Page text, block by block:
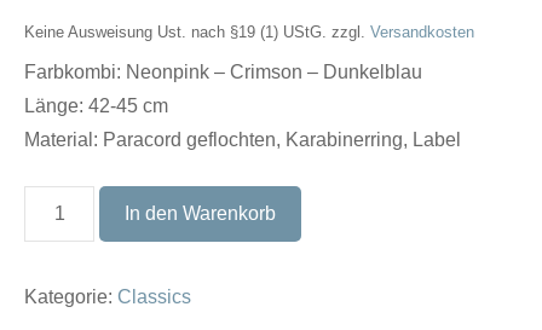
Keine Ausweisung Ust. nach §19 (1) UStG. zzgl. Versandkosten
Farbkombi: Neonpink – Crimson – Dunkelblau
Länge: 42-45 cm
Material: Paracord geflochten, Karabinerring, Label
Schlüsselband
CLASSIC
Menge
In den Warenkorb
Kategorie: Classics